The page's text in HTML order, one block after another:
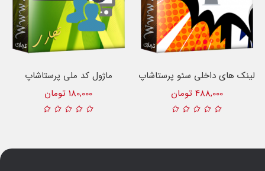
ماژول کد ملی پرستاشاپ
180,000 تومان
لینک های داخلی سئو پرستاشاپ
488,000 تومان